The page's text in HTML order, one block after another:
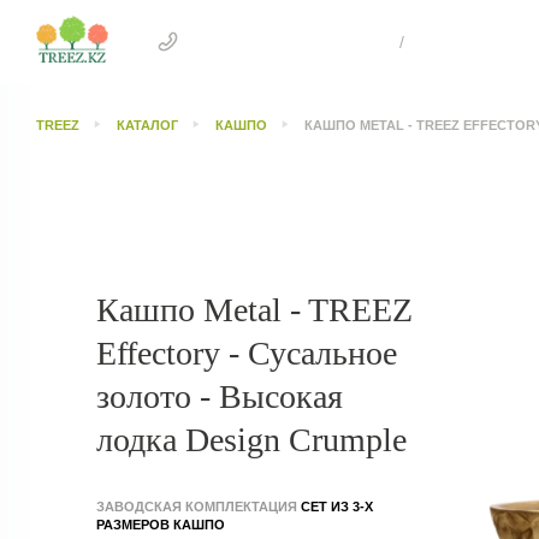
/
TREEZ КАТАЛОГ КАШПО КАШПО METAL - TREEZ
Кашпо Metal - TREEZ
Effectory - Сусальное
золото - Высокая
лодка Design Crumple
ЗАВОДСКАЯ КОМПЛЕКТАЦИЯ СЕТ ИЗ 3-Х
РАЗМЕРОВ КАШПО